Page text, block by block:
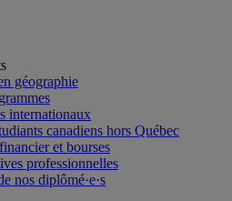
géographie
internationaux
canadiens hors Québec
et bourses
professionnelles
nos diplômé·e·s